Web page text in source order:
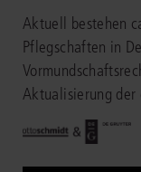
Aktuell bestehen
Pflegschaften in
Aktualisierung der